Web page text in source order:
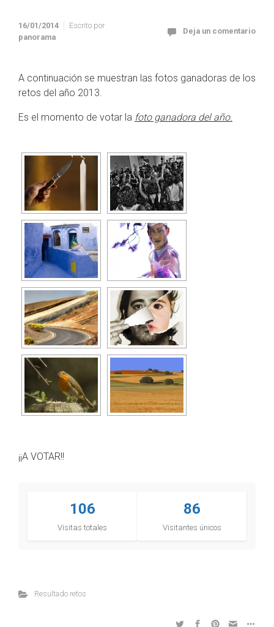
16/01/2014
Escrito por
panorama
Deja un comentario
A continuación se muestran las fotos ganadoras de los
retos del año 2013.
Es el momento de votar la foto ganadora del año.
¡¡A VOTAR!!
106
Visitas totales
86
Visitantes únicos
Resultado retos